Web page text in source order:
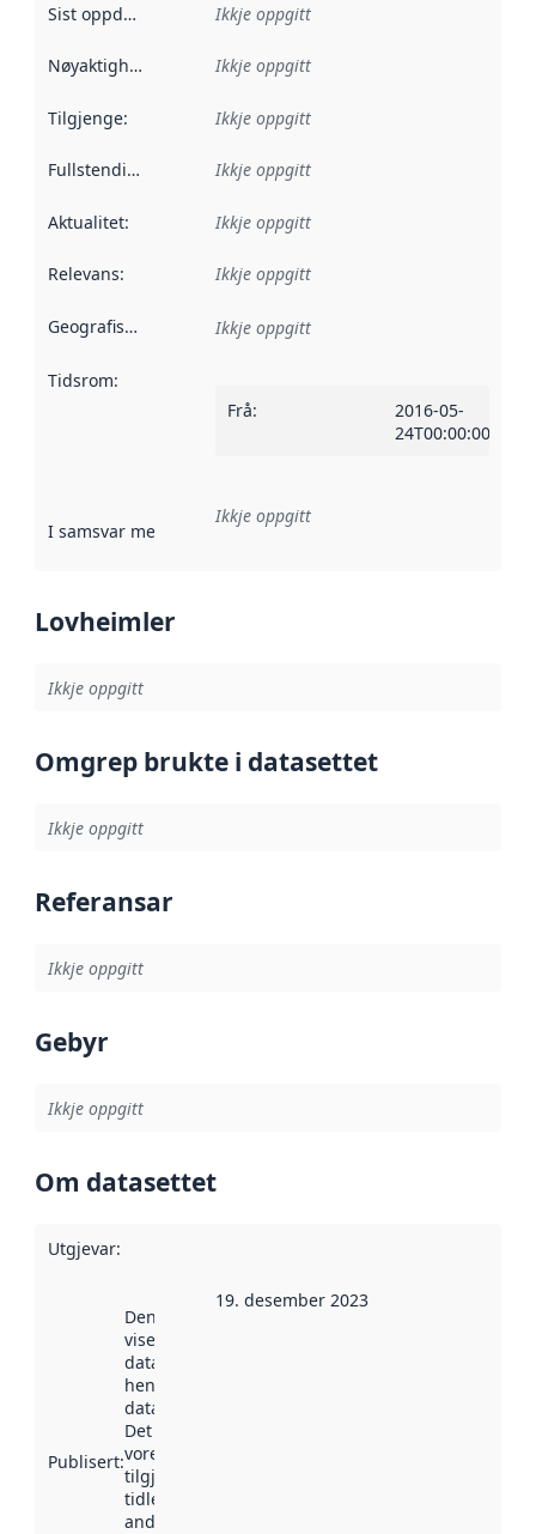
Sist oppdatert Ikkje oppgitt
Nøyaktigheit Ikkje oppgitt
Tilgjenge: Ikkje oppgitt
Fullstendigheit Ikkje oppgitt
Aktualitet: Ikkje oppgitt
Relevans: Ikkje oppgitt
Geografisk område Ikkje oppgitt
Tidsrom:
Frå:
2016-05-
24T00:00:00Z
I samsvar med Referanse til ei implementeringsregel eller
Ikkje oppgitt
Lovheimler
Ikkje oppgitt
Omgrep brukte i datasettet
Ikkje oppgitt
Referansar
Ikkje oppgitt
Gebyr
Ikkje oppgitt
Om datasettet
Utgjevar:
Publisert:
Denne datoen
viser når
datasettet vart
henta inn av
data.norge.no.
Det kan ha
vore
tilgjengeleg
tidlegare
andre stader.
19. desember 2023